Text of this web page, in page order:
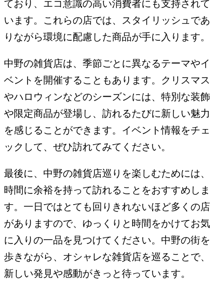
ており、エコ意識の高い消費者にも支持されて
います。これらの店では、スタイリッシュであ
りながら環境に配慮した商品が手に入ります。
中野の雑貨店は、季節ごとに異なるテーマやイ
ベントを開催することもあります。クリスマス
やハロウィンなどのシーズンには、特別な装飾
や限定商品が登場し、訪れるたびに新しい魅力
を感じることができます。イベント情報をチェ
ックして、ぜひ訪れてみてください。
最後に、中野の雑貨店巡りを楽しむためには、
時間に余裕を持って訪れることをおすすめしま
す。一日ではとても回りきれないほど多くの店
がありますので、ゆっくりと時間をかけてお気
に入りの一品を見つけてください。中野の街を
歩きながら、オシャレな雑貨店を巡ることで、
新しい発見や感動がきっと待っています。